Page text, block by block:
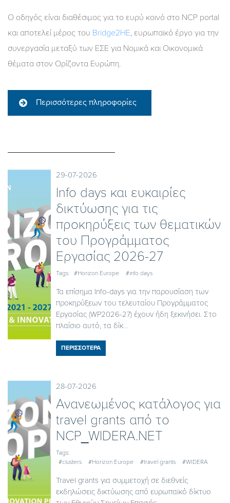
Ο οδηγός είναι διαθέσιμος για το ευρύ κοινό στο NCP portal
και αποτελεί μέρος του Bridge2HE, ευρωπαϊκό έργο για την
συνεργασία μεταξύ των ΕΣΕ για Νομικά και Οικονομικά
θέματα στον Ορίζοντα Ευρώπη.
Περισσότερες πληροφορίες
29-07-2026
Ιnfo days και ευκαιρίες
δικτύωσης για τις
προκηρύξεις των θεματικών
του Προγράμματος
Εργασίας 2026-27
Tags: #Horizon Europe #info days
Τα επίσημα Info-days για την παρουσίαση των
προκηρύξεων του τελευταίου Προγράμματος
Εργασίας (WP2026-27) έχουν ήδη ξεκινήσει. Στο
πλαίσιο αυτό, τα δίκ...
ΠΕΡΙΣΣΟΤΕΡΑ
28-07-2026
Ανανεωμένος κατάλογος για
travel grants από το
NCP_WIDERA.NET
Tags:
#clusters
#Horizon Europe #travel grants #WIDERA
Travel grants για συμμετοχή σε διεθνείς
εκδηλώσεις δικτύωσης από ευρωπαϊκό δίκτυο